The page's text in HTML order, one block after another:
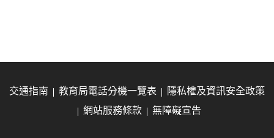
交通指南 教育局電話分機一覽表
隱私權及資訊安全政策
網站服務條款
無障礙宣告